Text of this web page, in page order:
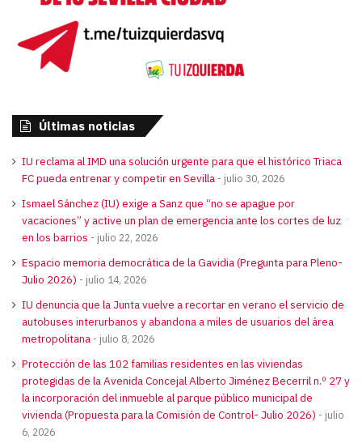
Últimas noticias
IU reclama al IMD una solución urgente para que el histórico Triaca
FC pueda entrenar y competir en Sevilla
julio 30, 2026
Ismael Sánchez (IU) exige a Sanz que “no se apague por
vacaciones” y active un plan de emergencia ante los cortes de luz
en los barrios
julio 22, 2026
Espacio memoria democrática de la Gavidia (Pregunta para Pleno-
Julio 2026)
julio 14, 2026
IU denuncia que la Junta vuelve a recortar en verano el servicio de
autobuses interurbanos y abandona a miles de usuarios del área
metropolitana
julio 8, 2026
Protección de las 102 familias residentes en las viviendas
protegidas de la Avenida Concejal Alberto Jiménez Becerril n.º 27 y
la incorporación del inmueble al parque público municipal de
vivienda (Propuesta para la Comisión de Control- Julio 2026)
julio
6, 2026